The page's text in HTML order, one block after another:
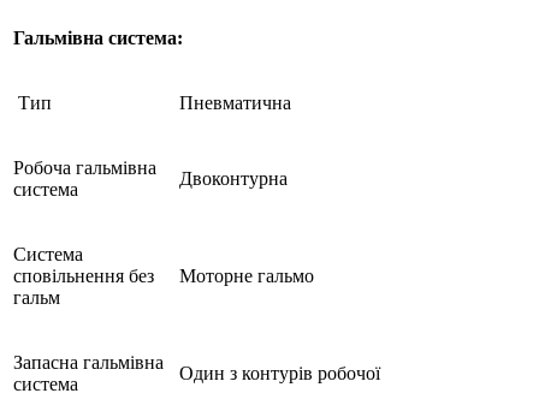
Гальмівна система:
Тип Пневматична
Робоча гальмівна
система
Двоконтурна
Cистема
сповільнення без
гальм
Моторне гальмо
Запасна гальмівна
система
Один з контурів робочої